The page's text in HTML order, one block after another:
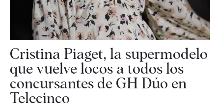
Cristina Piaget, la supermodelo
que vuelve locos a todos los
concursantes de GH Dúo en
Telecinco